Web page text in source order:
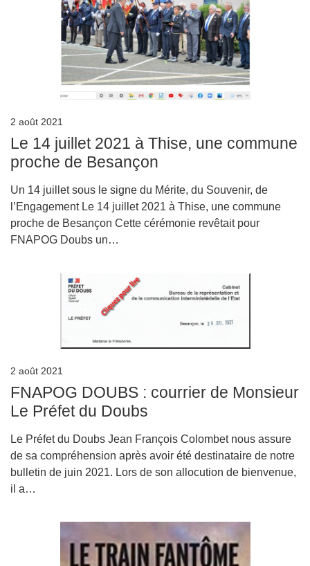
2 août 2021
Le 14 juillet 2021 à Thise, une commune
proche de Besançon
Un 14 juillet sous le signe du Mérite, du Souvenir, de
l’Engagement Le 14 juillet 2021 à Thise, une commune
proche de Besançon Cette cérémonie revêtait pour
FNAPOG Doubs un…
2 août 2021
FNAPOG DOUBS : courrier de Monsieur
Le Préfet du Doubs
Le Préfet du Doubs Jean François Colombet nous assure
de sa compréhension après avoir été destinataire de notre
bulletin de juin 2021. Lors de son allocution de bienvenue,
il a…